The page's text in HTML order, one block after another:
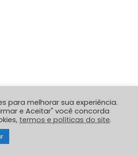
para melhorar sua experiência.
e Aceitar" você concorda
termos e políticas do site.